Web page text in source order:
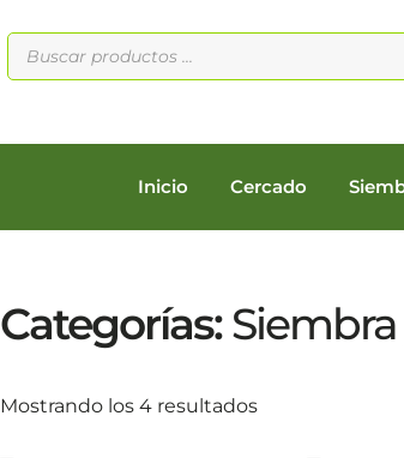
Inicio Cercado
Categorías:
Mostrando los 4 resultados